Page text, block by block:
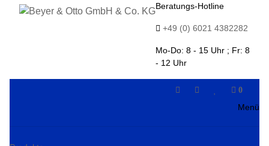
Beratungs-Hotline
+49 (0) 6021 4382282
Mo-Do: 8 - 15 Uhr ; Fr: 8
- 12 Uhr
0
Menü